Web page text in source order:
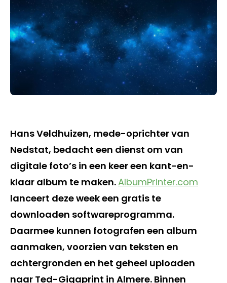
Hans Veldhuizen, mede-oprichter van
Nedstat, bedacht een dienst om van
digitale foto’s in een keer een kant-en-
klaar album te maken.AlbumPrinter.com
lanceert deze week een gratis te
downloaden softwareprogramma.
Daarmee kunnen fotografen een album
aanmaken, voorzien van teksten en
achtergronden en het geheel uploaden
naar Ted-Gigaprint in Almere. Binnen